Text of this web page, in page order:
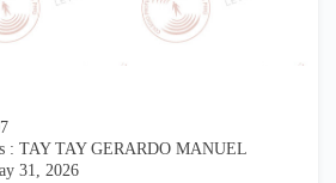
: TAY TAY GERARDO MANUEL
31, 2026